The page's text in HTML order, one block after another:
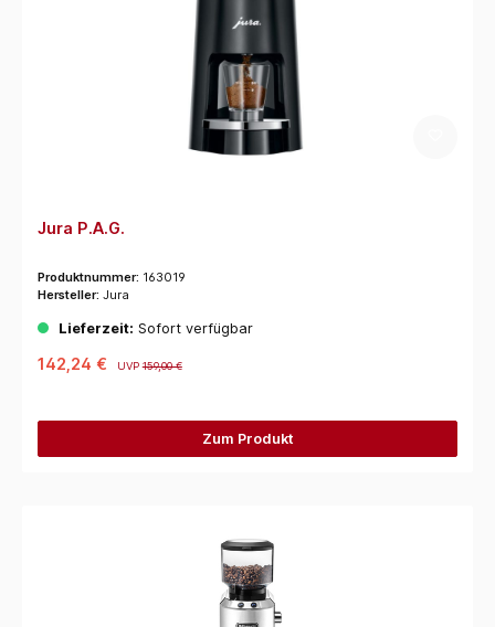
Jura P.A.G.
Produktnummer: 163019
Hersteller: Jura
Lieferzeit: Sofort verfügbar
142,24 € UVP159,00 €
Zum Produkt